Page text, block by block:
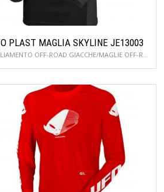
PLAST MAGLIA SKYLINE JE13003